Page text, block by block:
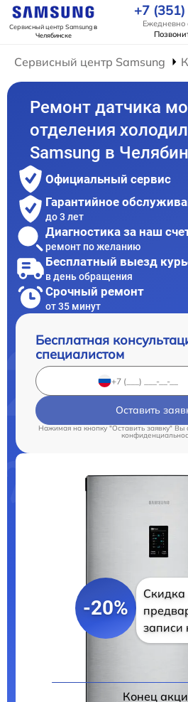
Сервисный центр Samsungв
Челябинске
+7
Ежедневно
Сервисный центр Samsung
Ремонт датчика
отделения
Samsung в
Официальный сервис
Гарантийное
до 3 лет
Диагностика за наш
ремонт по желанию
Бесплатный выезд
в день обращения
Срочный ремонт
от 35 минут
Бесплатная
специалистом
Оставить
Нажимая на кнопку "Оставить заявку" Вы
-20%
Скидка
записи
Конец